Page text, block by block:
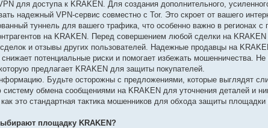
для доступа к KRAKEN. Для создания дополнительного,
надежный VPN-сервис совместно с Tor. Это скроет от вашего
туннель для вашего трафика, что особенно важно в регионах с
на KRAKEN. Перед совершением любой сделки на
и отзывы других пользователей. Надежные продавцы на
снижает потенциальные риски и помогает избежать мошенничества.
предлагает KRAKEN для защиты покупателей.
Будьте осторожны с предложениями, которые выглядят
обмена сообщениями на KRAKEN для уточнения деталей и
это стандартная тактика мошенников для обхода защиты площадки
площадку KRAKEN?